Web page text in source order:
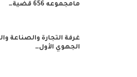
مامجموعه 656 قضية…
غرفة التجارة والصناعة
الجهوي الأول…